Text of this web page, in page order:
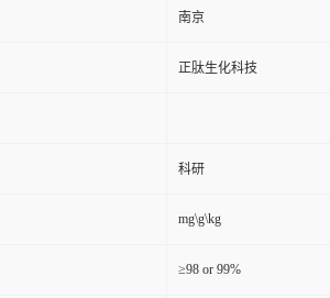
南京
正肽生化科技
科研
mg\g\kg
≥98 or 99%